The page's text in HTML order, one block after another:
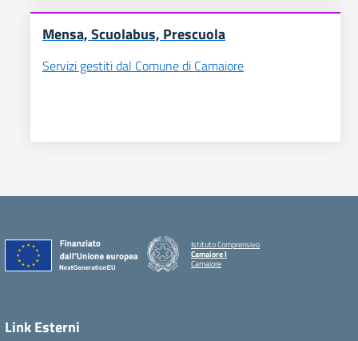
Mensa, Scuolabus, Prescuola
Servizi gestiti dal Comune di Camaiore
Istituto Comprensivo
Camaiore I
Camaiore
Link Esterni